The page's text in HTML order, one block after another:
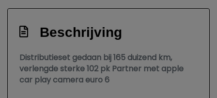
Bestuurdersairbag
Bluetooth
Brake assist system
Connected services
Elektronisch stabiliteits programma
Beschrijving
Distributieset gedaan bij 165 duizend km,
verlengde sterke 102 pk Partner met apple
car play camera euro 6